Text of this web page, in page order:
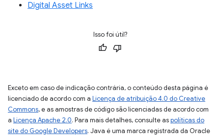
Digital Asset Links
Isso foi útil?
Exceto em caso de indicação contrária, o conteúdo desta página é
licenciado de acordo com a Licença de atribuição 4.0 do Creative
Commons, e as amostras de código são licenciadas de acordo com
a Licença Apache 2.0. Para mais detalhes, consulte aspolíticas do
site do Google Developers. Java é uma marca registrada da Oracle